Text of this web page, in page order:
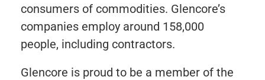
consumers of commodities. Glencore’s
companies employ around 158,000
people, including contractors.
Glencore is proud to be a member of the